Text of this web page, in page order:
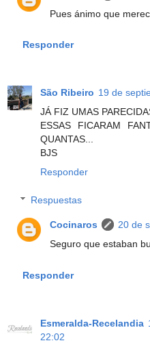
Pues ánimo que
Responder
São Ribeiro 19 de
JÁ FIZ UMAS
ESSAS FICARAM
QUANTAS...
BJS
Responder
Respuestas
Cocinaros
20 de
Seguro que estaban
Responder
Esmeralda-Recelandia
22:02